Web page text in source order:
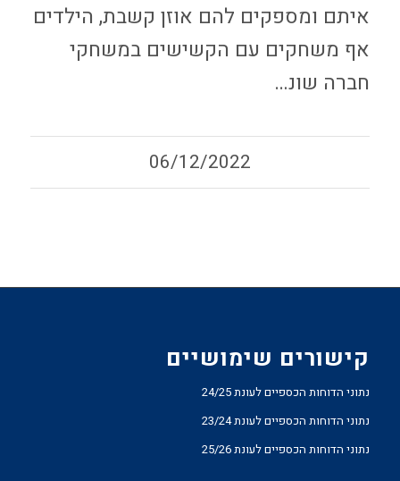
איתם ומספקים להם אוזן קשבת, הילדים
אף משחקים עם הקשישים במשחקי
חברה שונ…
06/12/2022
קישורים שימושיים
נתוני הדוחות הכספיים לעונת 24/25
נתוני הדוחות הכספיים לעונת 23/24
נתוני הדוחות הכספיים לעונת 25/26